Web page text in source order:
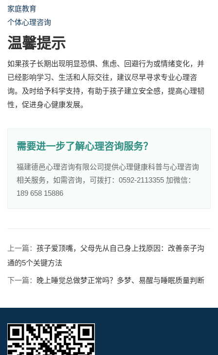
家庭教育
个体心理咨询
温馨提示
如果孩子长期出现明显恐惧、焦虑、回避行为或情绪变化，并
已经影响学习、生活和人际交往，建议尽早寻求专业心理咨
询。及时给予科学支持，有助于孩子建立安全感，提高心理韧
性，促进身心健康发展。
需要进一步了解心理咨询服务？
福建德邑心理咨询有限公司提供心理健康科普与心理咨询
相关服务，如需咨询，可拨打：0592-2113355 加微信：
189 658 15886
上一篇： 孩子爱顶嘴，父母先从自己身上找原因：改善亲子沟
通的5个关键方法
下一篇： 晚上睡觉总做梦正常吗？多梦、易醒与睡眠质量判断